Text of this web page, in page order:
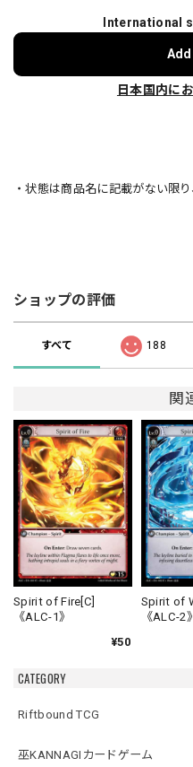
CATEGORY
Riftbound TCG
巫KANNAGIカードゲーム
International
日本国内に
・状態は商品名に記載がない限
ショップの評価
すべて 188
関
Spirit of Fire[C]
《ALC-1》
¥50
Spirit of
《ALC-2》